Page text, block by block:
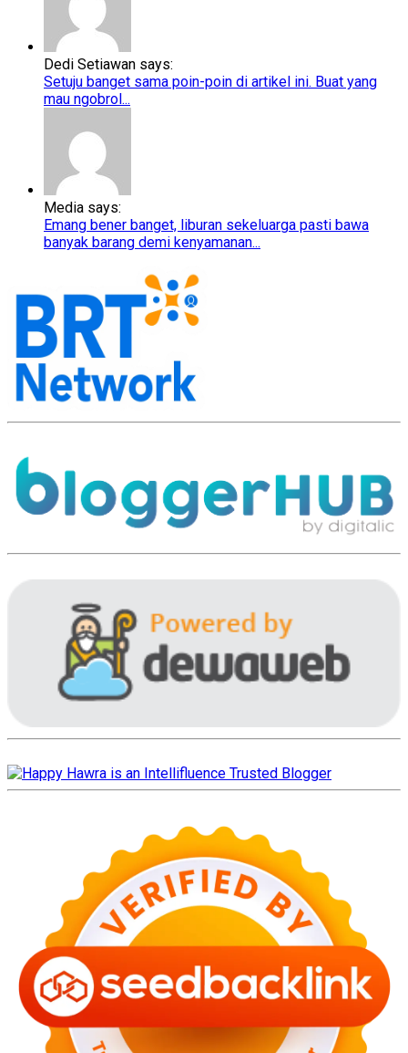
Dedi Setiawan says:
Setuju banget sama poin-poin di artikel ini. Buat yang
mau ngobrol...
Media says:
Emang bener banget, liburan sekeluarga pasti bawa
banyak barang demi kenyamanan...